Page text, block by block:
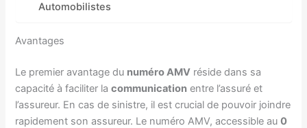
Automobilistes
Avantages
Le premier avantage du numéro AMV réside dans sa
capacité à faciliter lacommunication entre l’assuré et
l’assureur. En cas de sinistre, il est crucial de pouvoir joindre
rapidement son assureur. Le numéro AMV, accessible au0